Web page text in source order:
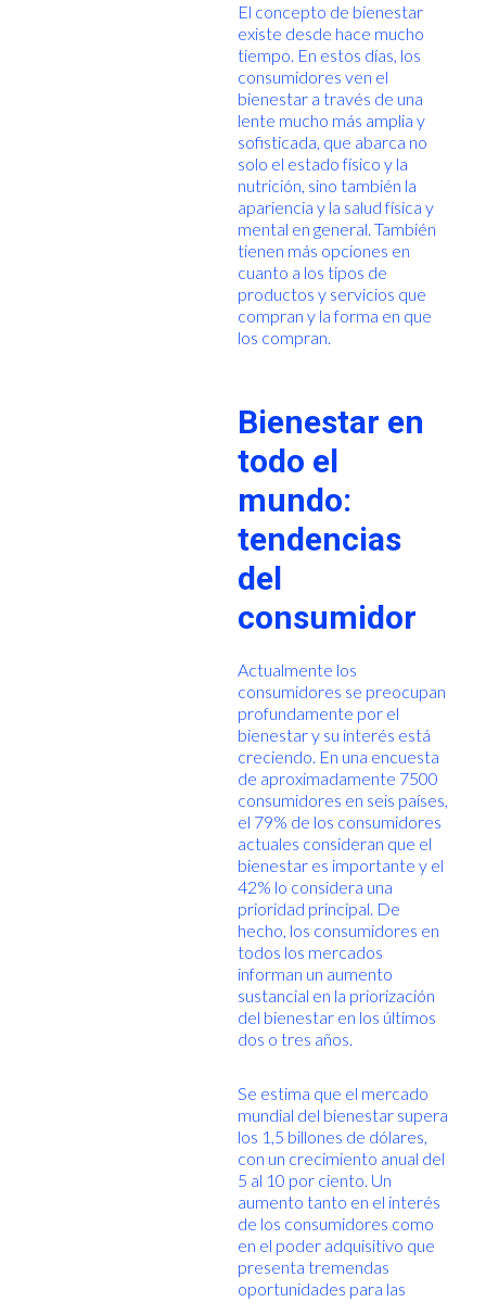
El concepto de bienestar
existe desde hace mucho
tiempo. En estos días, los
consumidores ven el
bienestar a través de una
lente mucho más amplia y
sofisticada, que abarca no
solo el estado físico y la
nutrición, sino también la
apariencia y la salud física y
mental en general. También
tienen más opciones en
cuanto a los tipos de
productos y servicios que
compran y la forma en que
los compran.
Bienestar en
todo el
mundo:
tendencias
del
consumidor
Actualmente los
consumidores se preocupan
profundamente por el
bienestar y su interés está
creciendo. En una encuesta
de aproximadamente 7500
consumidores en seis países,
el 79% de los consumidores
actuales consideran que el
bienestar es importante y el
42% lo considera una
prioridad principal. De
hecho, los consumidores en
todos los mercados
informan un aumento
sustancial en la priorización
del bienestar en los últimos
dos o tres años.
Se estima que el mercado
mundial del bienestar supera
los 1,5 billones de dólares,
con un crecimiento anual del
5 al 10 por ciento. Un
aumento tanto en el interés
de los consumidores como
en el poder adquisitivo que
presenta tremendas
oportunidades para las